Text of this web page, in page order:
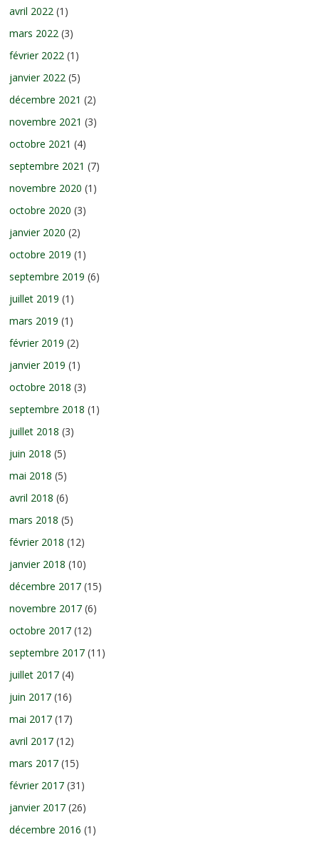
avril 2022 (1)
mars 2022 (3)
février 2022 (1)
janvier 2022 (5)
décembre 2021 (2)
novembre 2021 (3)
octobre 2021 (4)
septembre 2021 (7)
novembre 2020 (1)
octobre 2020 (3)
janvier 2020 (2)
octobre 2019 (1)
septembre 2019 (6)
juillet 2019 (1)
mars 2019 (1)
février 2019 (2)
janvier 2019 (1)
octobre 2018 (3)
septembre 2018 (1)
juillet 2018 (3)
juin 2018 (5)
mai 2018 (5)
avril 2018 (6)
mars 2018 (5)
février 2018 (12)
janvier 2018 (10)
décembre 2017 (15)
novembre 2017 (6)
octobre 2017 (12)
septembre 2017 (11)
juillet 2017 (4)
juin 2017 (16)
mai 2017 (17)
avril 2017 (12)
mars 2017 (15)
février 2017 (31)
janvier 2017 (26)
décembre 2016 (1)